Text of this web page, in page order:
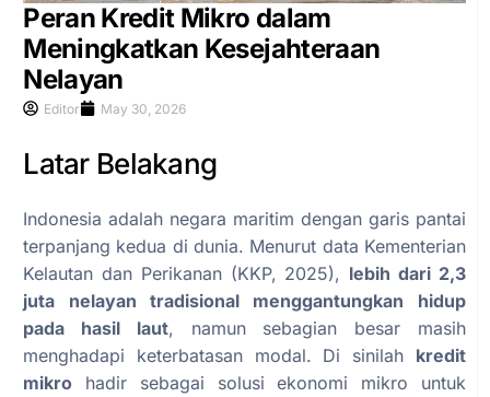
Peran Kredit Mikro dalam
Meningkatkan Kesejahteraan
Nelayan
Editor May 30, 2026
Latar Belakang
Indonesia adalah negara maritim dengan garis pantai
terpanjang kedua di dunia. Menurut data Kementerian
Kelautan dan Perikanan (KKP, 2025), lebih dari 2,3
juta nelayan tradisional menggantungkan hidup
pada hasil laut, namun sebagian besar masih
menghadapi keterbatasan modal. Di sinilah kredit
mikro hadir sebagai solusi ekonomi mikro untuk